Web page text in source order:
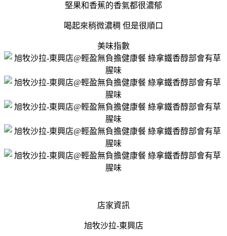
堅果和香蕉的香氣都很濃郁
喝起來稍微濃稠 但是很順口
美味指數
店家資訊
旭牧沙拉-東興店